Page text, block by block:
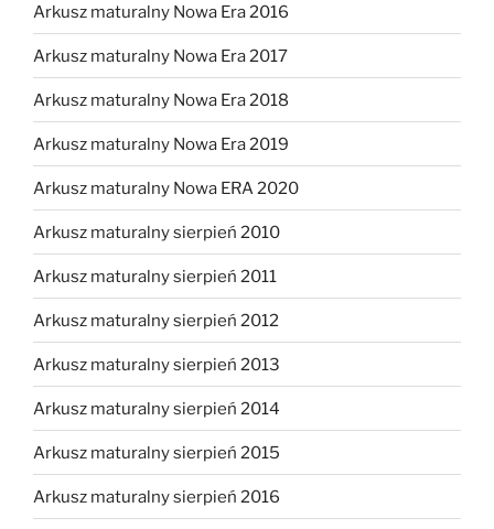
Arkusz maturalny Nowa Era 2016
Arkusz maturalny Nowa Era 2017
Arkusz maturalny Nowa Era 2018
Arkusz maturalny Nowa Era 2019
Arkusz maturalny Nowa ERA 2020
Arkusz maturalny sierpień 2010
Arkusz maturalny sierpień 2011
Arkusz maturalny sierpień 2012
Arkusz maturalny sierpień 2013
Arkusz maturalny sierpień 2014
Arkusz maturalny sierpień 2015
Arkusz maturalny sierpień 2016